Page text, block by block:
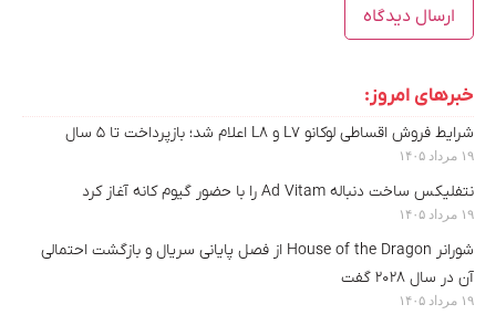
خبرهای امروز:
شرایط فروش اقساطی لوکانو L7 و L8 اعلام شد؛ بازپرداخت تا ۵ سال
۱۹ مرداد ۱۴۰۵
نتفلیکس ساخت دنباله Ad Vitam را با حضور گیوم کانه آغاز کرد
۱۹ مرداد ۱۴۰۵
شورانر House of the Dragon از فصل پایانی سریال و بازگشت احتمالی
آن در سال ۲۰۲۸ گفت
۱۹ مرداد ۱۴۰۵